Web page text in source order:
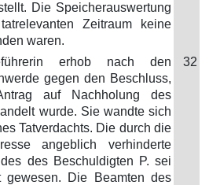
Die Speicherauswertung
Zeitraum keine
waren.
erhob nach den
gegen den Beschluss,
auf Nachholung des
wurde. Sie wandte sich
Tatverdachts. Die durch die
angeblich verhinderte
des Beschuldigten P. sei
gewesen. Die Beamten des
32